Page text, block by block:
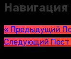
Навигация
« Предыдущий
Следующий Пост